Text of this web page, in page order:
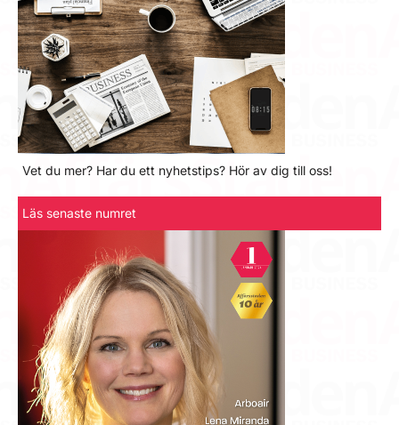
Vet du mer? Har du ett nyhetstips? Hör av dig till oss!
Läs senaste numret